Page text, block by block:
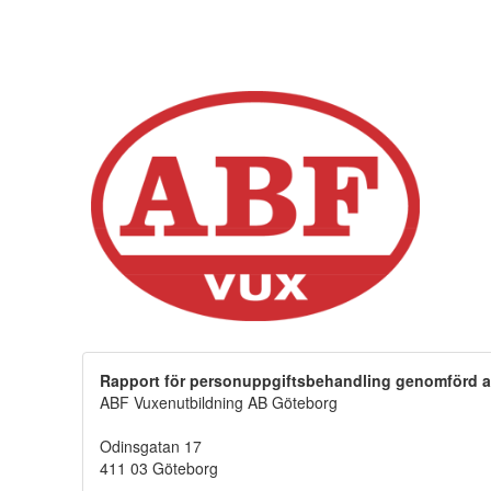
Rapport för personuppgiftsbehandling genomförd
ABF Vuxenutbildning AB Göteborg
Odinsgatan 17
411 03 Göteborg